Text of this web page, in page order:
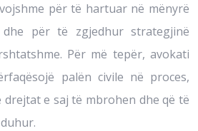
për të hartuar në mënyrë
për të zgjedhur strategjinë
Për më tepër, avokati
palën civile në proces,
e saj të mbrohen dhe që të